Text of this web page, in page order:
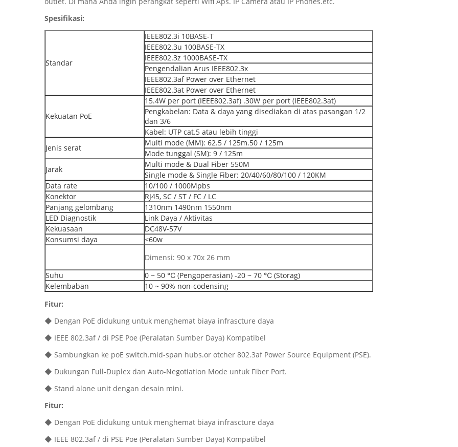
Spesifikasi:
Standar
IEEE802.3i 10BASE-T
IEEE802.3u 100BASE-TX
IEEE802.3z 1000BASE-TX
Pengendalian Arus IEEE802.3x
IEEE802.3af Power over Ethernet
IEEE802.3at Power over Ethernet
Kekuatan PoE
15.4W per port (IEEE802.3af) .30W per port (IEEE802.3at)
Pengkabelan: Data & daya yang disediakan di atas pasangan 1/2
dan 3/6
Kabel: UTP cat.5 atau lebih tinggi
Jenis serat
Multi mode (MM): 62.5 / 125m.50 / 125m
Mode tunggal (SM): 9 / 125m
Jarak
Multi mode & Dual Fiber 550M
Single mode & Single Fiber: 20/40/60/80/100 / 120KM
Data rate
10/100 / 1000Mpbs
Konektor
RJ45, SC / ST / FC / LC
Panjang gelombang
1310nm 1490nm 1550nm
LED Diagnostik
Link Daya / Aktivitas
Kekuasaan
DC48V-57V
Konsumsi daya
<60w
Dimensi: 90 x 70x 26 mm
Suhu
0 ~ 50 ℃ (Pengoperasian) -20 ~ 70 ℃ (Storag)
Kelembaban
10 ~ 90% non-codensing
Fitur:
◆ Dengan PoE didukung untuk menghemat biaya infrascture daya
◆ IEEE 802.3af / di PSE Poe (Peralatan Sumber Daya) Kompatibel
◆ Sambungkan ke poE switch.mid-span hubs.or otcher 802.3af Power Source Equipment (PSE).
◆ Dukungan Full-Duplex dan Auto-Negotiation Mode untuk Fiber Port.
◆ Stand alone unit dengan desain mini.
Fitur:
◆ Dengan PoE didukung untuk menghemat biaya infrascture daya
◆ IEEE 802.3af / di PSE Poe (Peralatan Sumber Daya) Kompatibel